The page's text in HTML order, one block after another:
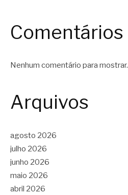
Comentários
Nenhum comentário para mostrar.
Arquivos
agosto 2026
julho 2026
junho 2026
maio 2026
abril 2026